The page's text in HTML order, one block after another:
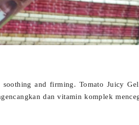
and firming. Tomato Juicy
dan vitamin komplek